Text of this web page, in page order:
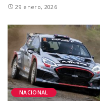
29 enero, 2026
NACIONAL